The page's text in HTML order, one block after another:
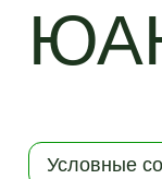
Условные